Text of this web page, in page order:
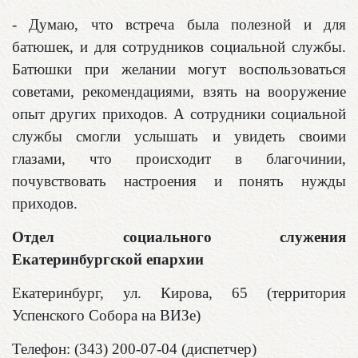
- Думаю, что встреча была полезной и для
батюшек, и для сотрудников социальной службы.
Батюшки при желании могут воспользоваться
советами, рекомендациями, взять на вооружение
опыт других приходов. А сотрудники социальной
службы смогли услышать и увидеть своими
глазами, что происходит в благочинии,
почувствовать настроения и понять нужды
приходов.
Отдел социального служения
Екатеринбургской епархии
Екатеринбург, ул. Кирова, 65 (территория
Успенского Собора на ВИЗе)
Телефон: (343) 200-07-04 (диспетчер)